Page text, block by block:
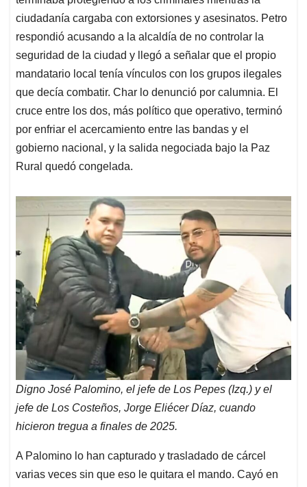
ciudadanía cargaba con extorsiones y asesinatos. Petro
respondió acusando a la alcaldía de no controlar la
seguridad de la ciudad y llegó a señalar que el propio
mandatario local tenía vínculos con los grupos ilegales
que decía combatir. Char lo denunció por calumnia. El
cruce entre los dos, más político que operativo, terminó
por enfriar el acercamiento entre las bandas y el
gobierno nacional, y la salida negociada bajo la Paz
Rural quedó congelada.
Digno José Palomino, el jefe de Los Pepes (Izq.) y el
jefe de Los Costeños, Jorge Eliécer Díaz, cuando
hicieron tregua a finales de 2025.
A Palomino lo han capturado y trasladado de cárcel
varias veces sin que eso le quitara el mando. Cayó en